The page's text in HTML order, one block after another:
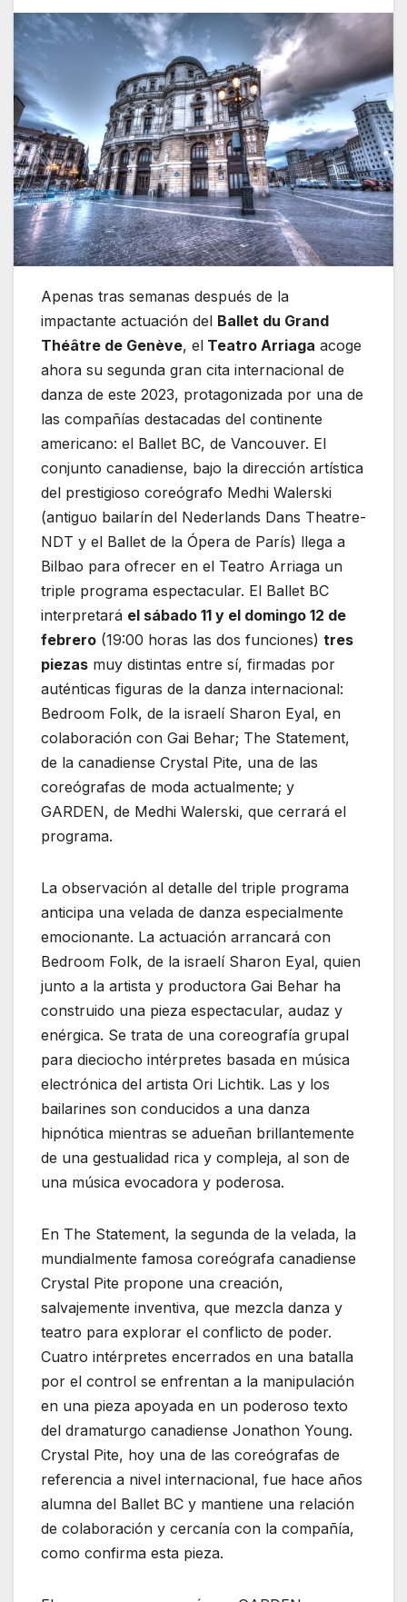
Apenas tras semanas después de la
impactante actuación del Ballet du Grand
Théâtre de Genève, el Teatro Arriaga acoge
ahora su segunda gran cita internacional de
danza de este 2023, protagonizada por una de
las compañías destacadas del continente
americano: el Ballet BC, de Vancouver. El
conjunto canadiense, bajo la dirección artística
del prestigioso coreógrafo Medhi Walerski
(antiguo bailarín del Nederlands Dans Theatre-
NDT y el Ballet de la Ópera de París) llega a
Bilbao para ofrecer en el Teatro Arriaga un
triple programa espectacular. El Ballet BC
interpretará el sábado 11 y el domingo 12 de
febrero (19:00 horas las dos funciones) tres
piezas muy distintas entre sí, firmadas por
auténticas figuras de la danza internacional:
Bedroom Folk, de la israelí Sharon Eyal, en
colaboración con Gai Behar; The Statement,
de la canadiense Crystal Pite, una de las
coreógrafas de moda actualmente; y
GARDEN, de Medhi Walerski, que cerrará el
programa.
La observación al detalle del triple programa
anticipa una velada de danza especialmente
emocionante. La actuación arrancará con
Bedroom Folk, de la israelí Sharon Eyal, quien
junto a la artista y productora Gai Behar ha
construido una pieza espectacular, audaz y
enérgica. Se trata de una coreografía grupal
para dieciocho intérpretes basada en música
electrónica del artista Ori Lichtik. Las y los
bailarines son conducidos a una danza
hipnótica mientras se adueñan brillantemente
de una gestualidad rica y compleja, al son de
una música evocadora y poderosa.
En The Statement, la segunda de la velada, la
mundialmente famosa coreógrafa canadiense
Crystal Pite propone una creación,
salvajemente inventiva, que mezcla danza y
teatro para explorar el conflicto de poder.
Cuatro intérpretes encerrados en una batalla
por el control se enfrentan a la manipulación
en una pieza apoyada en un poderoso texto
del dramaturgo canadiense Jonathon Young.
Crystal Pite, hoy una de las coreógrafas de
referencia a nivel internacional, fue hace años
alumna del Ballet BC y mantiene una relación
de colaboración y cercanía con la compañía,
como confirma esta pieza.